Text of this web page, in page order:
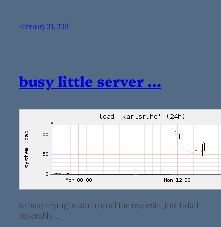
February 24, 2011
busy little server …
so busy trying to catch up all the requests, just to fail
miserably…